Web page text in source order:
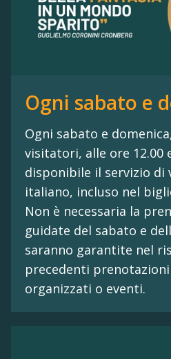
Ogni sabato e
Ogni sabato e
visitatori, alle ore 12.00
disponibile il servizio di
italiano, incluso nel
Non è necessaria la
guidate del sabato e
saranno garantite nel
precedenti
organizzati o eventi.